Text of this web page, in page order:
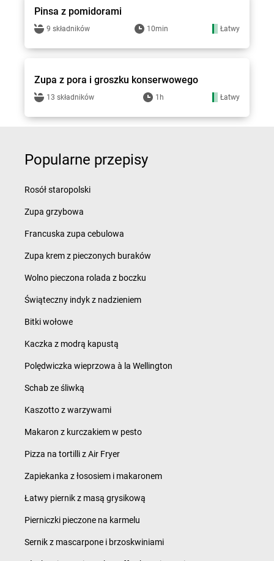
Pinsa z pomidorami
9 składników 10min Łatwy
Groszek - przepisy
Zupa z pora i groszku konserwowego
13 składników 1h Łatwy
Popularne przepisy
Rosół staropolski
Zupa grzybowa
Francuska zupa cebulowa
Zupa krem z pieczonych buraków
Wolno pieczona rolada z boczku
Świąteczny indyk z nadzieniem
Bitki wołowe
Kaczka z modrą kapustą
Polędwiczka wieprzowa à la Wellington
Schab ze śliwką
Kaszotto z warzywami
Makaron z kurczakiem w pesto
Pizza na tortilli z Air Fryer
Zapiekanka z łososiem i makaronem
Łatwy piernik z masą grysikową
Pierniczki pieczone na karmelu
Sernik z mascarpone i brzoskwiniami